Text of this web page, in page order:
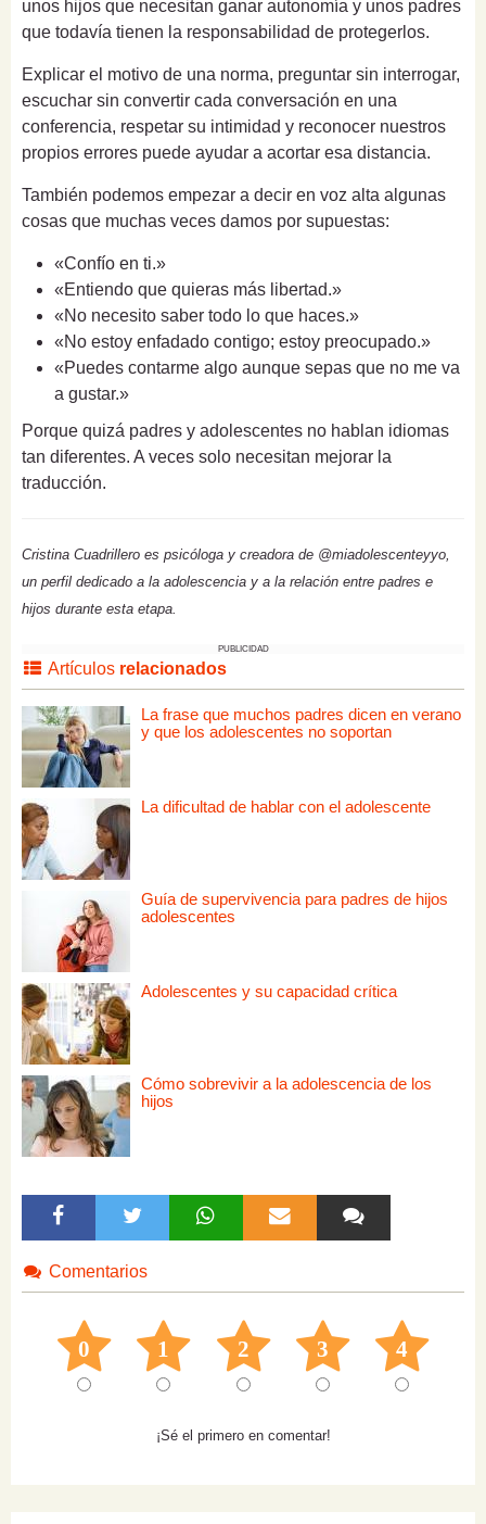
unos hijos que necesitan ganar autonomía y unos padres
que todavía tienen la responsabilidad de protegerlos.
Explicar el motivo de una norma, preguntar sin interrogar,
escuchar sin convertir cada conversación en una
conferencia, respetar su intimidad y reconocer nuestros
propios errores puede ayudar a acortar esa distancia.
También podemos empezar a decir en voz alta algunas
cosas que muchas veces damos por supuestas:
«Confío en ti.»
«Entiendo que quieras más libertad.»
«No necesito saber todo lo que haces.»
«No estoy enfadado contigo; estoy preocupado.»
«Puedes contarme algo aunque sepas que no me va
a gustar.»
Porque quizá padres y adolescentes no hablan idiomas
tan diferentes. A veces solo necesitan mejorar la
traducción.
Cristina Cuadrillero es psicóloga y creadora de @miadolescenteyyo,
un perfil dedicado a la adolescencia y a la relación entre padres e
hijos durante esta etapa.
PUBLICIDAD
Artículos relacionados
La frase que muchos padres dicen en verano
y que los adolescentes no soportan
La dificultad de hablar con el adolescente
Guía de supervivencia para padres de hijos
adolescentes
Adolescentes y su capacidad crítica
Cómo sobrevivir a la adolescencia de los
hijos
Comentarios
0 1 2 3 4
¡Sé el primero en comentar!